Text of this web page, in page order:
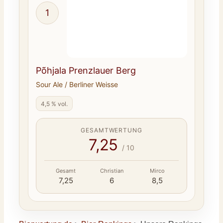
1
Põhjala Prenzlauer Berg
Sour Ale / Berliner Weisse
4,5 % vol.
GESAMTWERTUNG
7,25 / 10
Gesamt
7,25
Christian
6
Mirco
8,5